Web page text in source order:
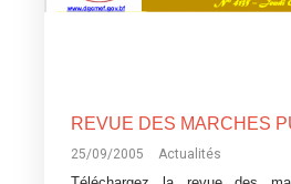
25/09/2005 Actualités